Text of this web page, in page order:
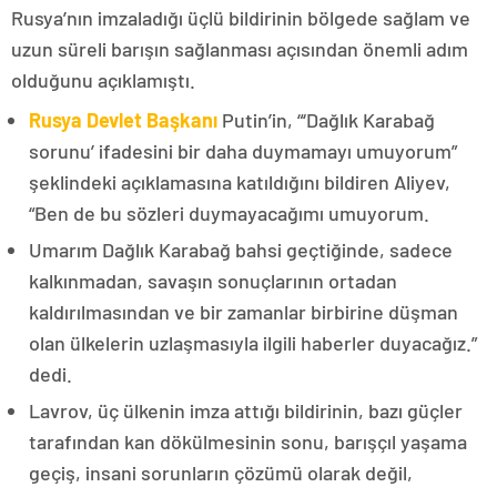
Rusya’nın imzaladığı üçlü bildirinin bölgede sağlam ve
uzun süreli barışın sağlanması açısından önemli adım
olduğunu açıklamıştı.
Rusya Devlet Başkanı Putin’in, “‘Dağlık Karabağ
sorunu’ ifadesini bir daha duymamayı umuyorum”
şeklindeki açıklamasına katıldığını bildiren Aliyev,
“Ben de bu sözleri duymayacağımı umuyorum.
Umarım Dağlık Karabağ bahsi geçtiğinde, sadece
kalkınmadan, savaşın sonuçlarının ortadan
kaldırılmasından ve bir zamanlar birbirine düşman
olan ülkelerin uzlaşmasıyla ilgili haberler duyacağız.”
dedi.
Lavrov, üç ülkenin imza attığı bildirinin, bazı güçler
tarafından kan dökülmesinin sonu, barışçıl yaşama
geçiş, insani sorunların çözümü olarak değil,